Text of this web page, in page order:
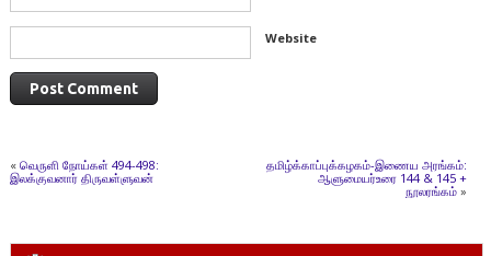
Website
« வெருளி நோய்கள் 494-498:
இலக்குவனார் திருவள்ளுவன்
தமிழ்க்காப்புக்கழகம்-இணைய அரங்கம்:
ஆளுமையர்உரை 144 & 145 +
நூலரங்கம் »